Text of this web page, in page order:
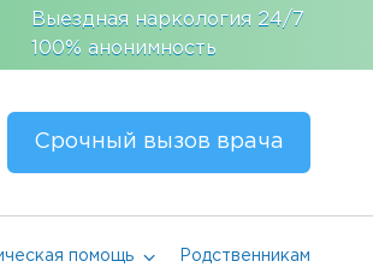
Выездная наркология 24/7
100% анонимность
Срочный вызов врача
помощь Родственникам